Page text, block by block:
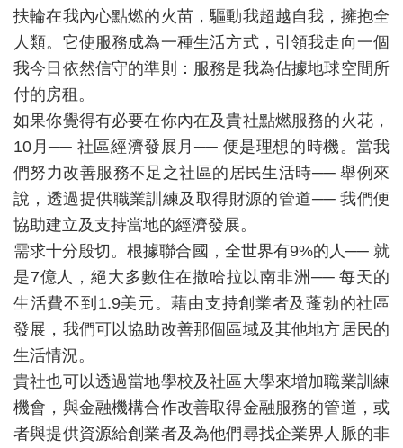
扶輪在我內心點燃的火苗，驅動我超越自我，擁抱全
人類。它使服務成為一種生活方式，引領我走向一個
我今日依然信守的準則：服務是我為佔據地球空間所
付的房租。
如果你覺得有必要在你內在及貴社點燃服務的火花，
10月── 社區經濟發展月── 便是理想的時機。當我
們努力改善服務不足之社區的居民生活時── 舉例來
說，透過提供職業訓練及取得財源的管道── 我們便
協助建立及支持當地的經濟發展。
需求十分殷切。根據聯合國，全世界有9%的人── 就
是7億人，絕大多數住在撒哈拉以南非洲── 每天的
生活費不到1.9美元。藉由支持創業者及蓬勃的社區
發展，我們可以協助改善那個區域及其他地方居民的
生活情況。
貴社也可以透過當地學校及社區大學來增加職業訓練
機會，與金融機構合作改善取得金融服務的管道，或
者與提供資源給創業者及為他們尋找企業界人脈的非